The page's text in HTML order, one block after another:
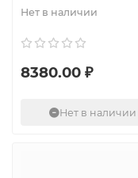
Нет в наличии
8380.00 ₽
Нет в наличии